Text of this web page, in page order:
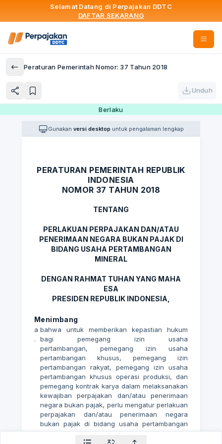
Selamat Datang di Perpajakan DDTC
DAFTAR SEKARANG
Peraturan Pemerintah Nomor: 37 Tahun 2018
Unduh
Berlaku
Gunakan versi desktop untuk pengalaman lengkap
PERATURAN PEMERINTAH REPUBLIK
INDONESIA
NOMOR 37 TAHUN 2018
TENTANG
PERLAKUAN PERPAJAKAN DAN/ATAU
PENERIMAAN NEGARA BUKAN PAJAK DI
BIDANG USAHA PERTAMBANGAN
MINERAL
DENGAN RAHMAT TUHAN YANG MAHA
ESA
PRESIDEN REPUBLIK INDONESIA,
Menimbang
a
.
bahwa untuk memberikan kepastian hukum
bagi pemegang izin usaha
pertambangan, pemegang izin usaha
pertambangan khusus, pemegang izin
pertambangan rakyat, pemegang izin usaha
pertambangan khusus operasi produksi, dan
pemegang kontrak karya dalam melaksanakan
kewajiban perpajakan dan/atau penerimaan
negara bukan pajak, perlu mengatur perlakuan
perpajakan dan/atau penerimaan negara
bukan pajak di bidang usaha pertambangan
mineral;